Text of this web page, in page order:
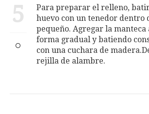
5
Para preparar el relleno,
huevo con un tenedor dentro
pequeño. Agregar la manteca
forma gradual y batiendo
con una cuchara de
rejilla de alambre.